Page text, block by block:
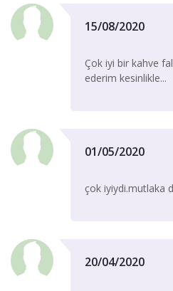
15/08/2020
Çok iyi bir kahve
ederim kesinlikle...
01/05/2020
çok iyiydi.mutlaka
20/04/2020